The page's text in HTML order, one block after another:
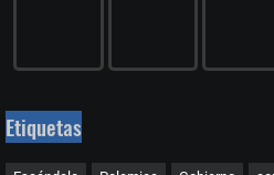
Etiquetas